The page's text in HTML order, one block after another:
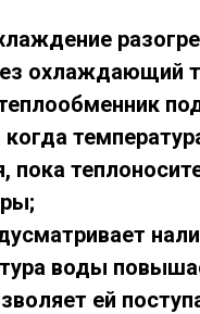
охлаждающий
пока
воды
ей